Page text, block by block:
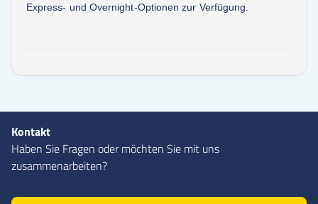
Express- und Overnight-Optionen zur Verfügung.
Kontakt
Haben Sie Fragen oder möchten Sie mit uns
zusammenarbeiten?